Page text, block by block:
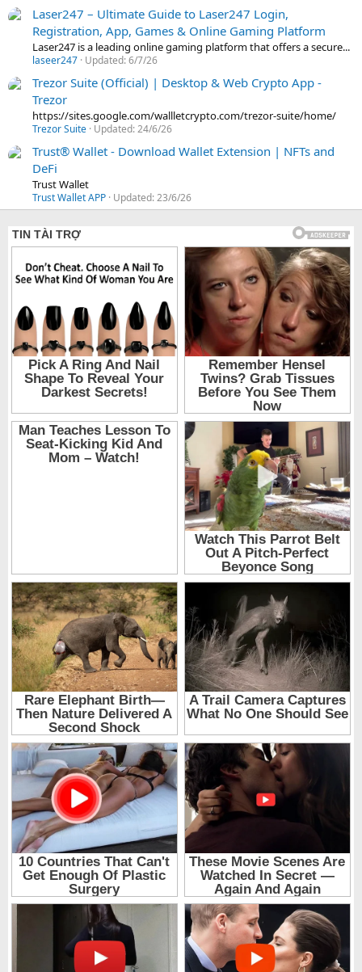
Laser247 – Ultimate Guide to Laser247 Login,
Registration, App, Games & Online Gaming Platform
Laser247 is a leading online gaming platform that offers a secure...
laseer247 Updated:6/7/26
Trezor Suite (Official) | Desktop & Web Crypto App -
Trezor
https://sites.google.com/wallletcrypto.com/trezor-suite/home/
Trezor Suite Updated:24/6/26
Trust® Wallet - Download Wallet Extension | NFTs and
DeFi
Trust Wallet
Trust Wallet APP Updated:23/6/26